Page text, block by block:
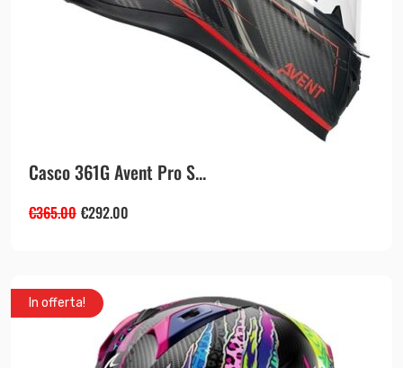
Casco 361G Avent Pro S...
€365.00 €292.00
In offerta!